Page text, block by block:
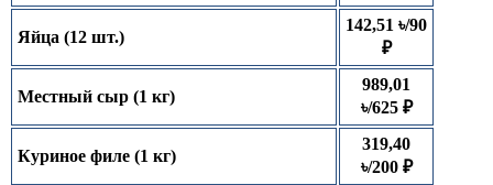
Яйца (12 шт.)
142,51 ৳/90
₽
Местный сыр (1 кг)
989,01
৳/625 ₽
Куриное филе (1 кг)
319,40
৳/200 ₽